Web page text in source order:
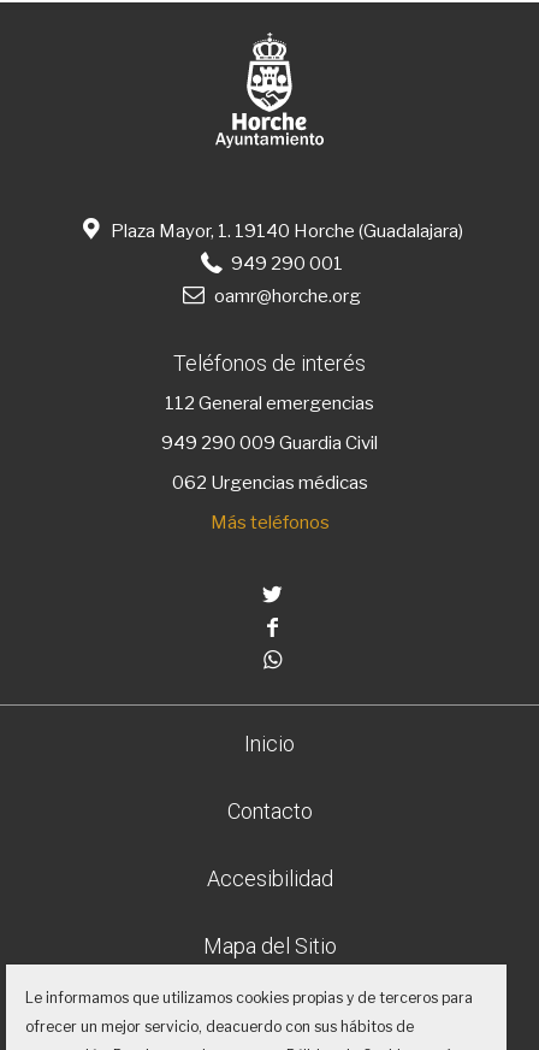
Plaza Mayor, 1. 19140 Horche (Guadalajara)
949 290 001
oamr@horche.org
Teléfonos de interés
112 General emergencias
949 290 009 Guardia Civil
062 Urgencias médicas
Más teléfonos
Inicio
Contacto
Accesibilidad
Mapa del Sitio
Aviso legal
Le informamos que utilizamos cookies propias y de terceros para
ofrecer un mejor servicio, deacuerdo con sus hábitos de